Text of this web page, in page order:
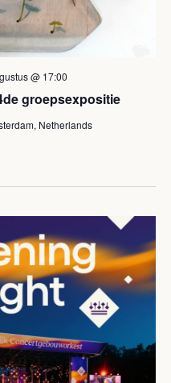
groepsexpositie
@ 17:00
Netherlands